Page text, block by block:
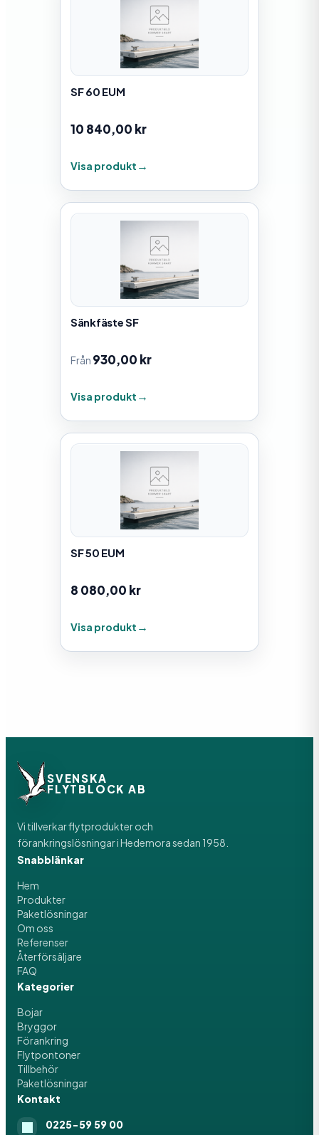
SF 60 EUM
10 840,00 kr
Visa produkt
Sänkfäste SF
Från 930,00 kr
Visa produkt
SF 50 EUM
8 080,00 kr
Visa produkt
SVENSKA
FLYTBLOCK AB
Vi tillverkar flytprodukter och
förankringslösningar i Hedemora sedan 1958.
Snabblänkar
Hem
Produkter
Paketlösningar
Om oss
Referenser
Återförsäljare
FAQ
Kategorier
Bojar
Bryggor
Förankring
Flytpontoner
Tillbehör
Paketlösningar
Kontakt
0225-59 59 00